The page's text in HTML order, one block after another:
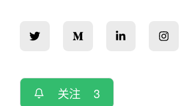
关注 3